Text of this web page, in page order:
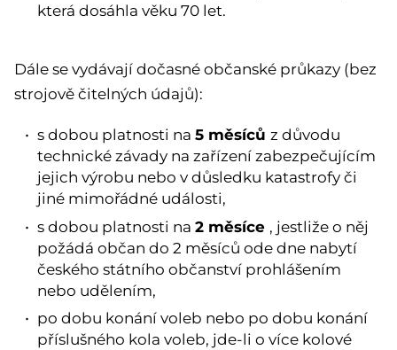
která dosáhla věku 70 let.
Dále se vydávají dočasné občanské průkazy (bez
strojově čitelných údajů):
s dobou platnosti na 5 měsíců z důvodu
technické závady na zařízení zabezpečujícím
jejich výrobu nebo v důsledku katastrofy či
jiné mimořádné události,
s dobou platnosti na 2 měsíce , jestliže o něj
požádá občan do 2 měsíců ode dne nabytí
českého státního občanství prohlášením
nebo udělením,
po dobu konání voleb nebo po dobu konání
příslušného kola voleb, jde-li o více kolové